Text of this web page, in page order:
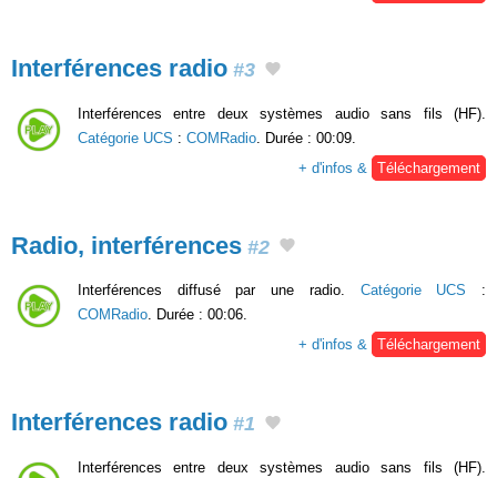
Interférences radio #3
Interférences entre deux systèmes audio sans fils (HF).
Catégorie UCS : COMRadio . Durée : 00:09.
+ d'infos &
Téléchargement
Radio, interférences #2
Interférences diffusé par une radio. Catégorie UCS :
COMRadio. Durée : 00:06.
+ d'infos & Téléchargement
Interférences radio #1
Interférences entre deux systèmes audio sans fils (HF).